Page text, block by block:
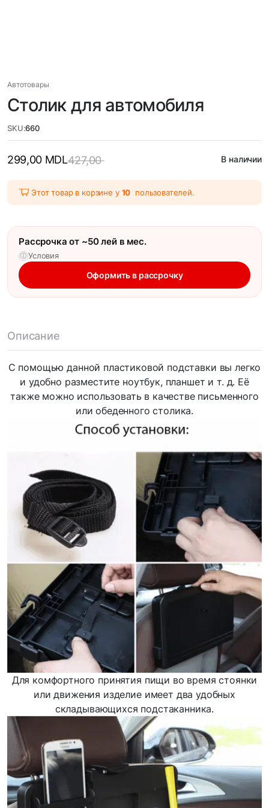
Автотовары
Столик для автомобиля
SKU:660
427,00
299,00 MDL В наличии
Этот товар в корзине у 10 пользователей.
Рассрочка от ~50 лей в мес.
ⓘ Условия
Оформить в рассрочку
Описание
С помощью данной пластиковой подставки вы легко
и удобно разместите ноутбук, планшет и т. д. Её
также можно использовать в качестве письменного
или обеденного столика.
Для комфортного принятия пищи во время стоянки
или движения изделие имеет два удобных
складывающихся подстаканника.